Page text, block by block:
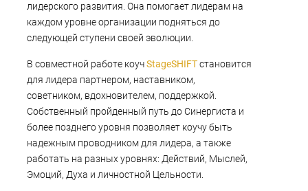
не только для формирования внутренней
лидерской идентичности, но и для
взращивания системного видения
устойчивые
и процветающие организации.
лидерского развития. Она помогает лидерам на
каждом уровне организации подняться до
следующей ступени своей эволюции.
В совместной работе коучStageSHIFTстановится
для лидера партнером, наставником,
советником, вдохновителем, поддержкой.
Собственный пройденный путь до Синергиста и
более позднего уровня позволяет коучу быть
надежным проводником для лидера, а также
работать на разных уровнях: Действий, Мыслей,
Эмоций, Духа и личностной Цельности.